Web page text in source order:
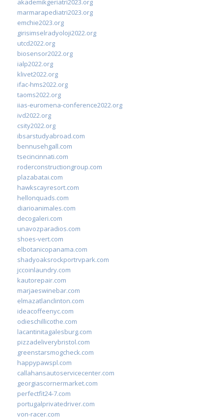
marmarapediatri2023.org
emchie2023.org
girisimselradyoloji2022.org
utcd2022.org
biosensor2022.org
ialp2022.org
klivet2022.org
ifac-hms2022.org
taoms2022.org
iias-euromena-conference2022.org
ivd2022.org
csity2022.org
ibsarstudyabroad.com
bennusehgall.com
tsecincinnati.com
roderconstructiongroup.com
plazabatai.com
hawkscayresort.com
hellonquads.com
diarioanimales.com
decogaleri.com
unavozparadios.com
shoes-vert.com
elbotanicopanama.com
shadyoaksrockportrvpark.com
jccoinlaundry.com
kautorepair.com
marjaeswinebar.com
elmazatlanclinton.com
ideacoffeenyc.com
odieschillicothe.com
lacantinitagalesburg.com
pizzadeliverybristol.com
greenstarsmogcheck.com
happypawspl.com
callahansautoservicecenter.com
georgiascornermarket.com
perfectfit24-7.com
portugalprivatedriver.com
von-racer.com